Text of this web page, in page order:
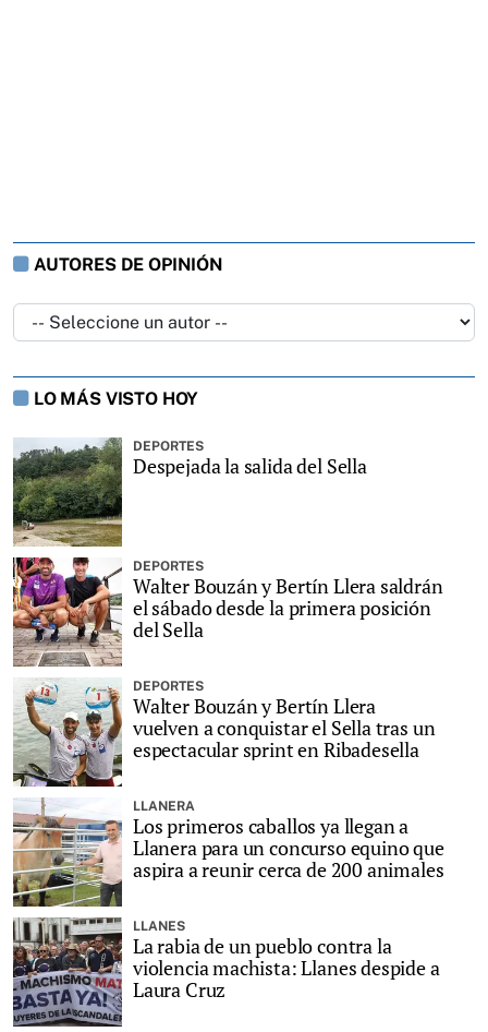
AUTORES DE OPINIÓN
LO MÁS VISTO HOY
DEPORTES
Despejada la salida del Sella
DEPORTES
Walter Bouzán y Bertín Llera saldrán
el sábado desde la primera posición
del Sella
DEPORTES
Walter Bouzán y Bertín Llera
vuelven a conquistar el Sella tras un
espectacular sprint en Ribadesella
LLANERA
Los primeros caballos ya llegan a
Llanera para un concurso equino que
aspira a reunir cerca de 200 animales
LLANES
La rabia de un pueblo contra la
violencia machista: Llanes despide a
Laura Cruz